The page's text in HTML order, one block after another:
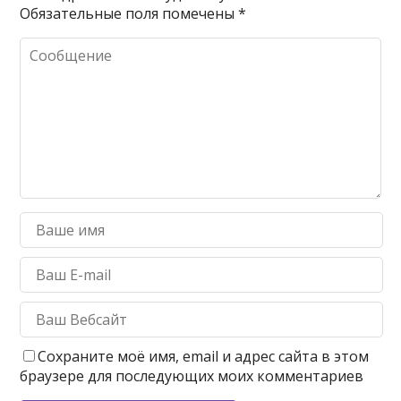
Обязательные поля помечены*
Сохраните моё имя, email и адрес сайта в этом
браузере для последующих моих комментариев